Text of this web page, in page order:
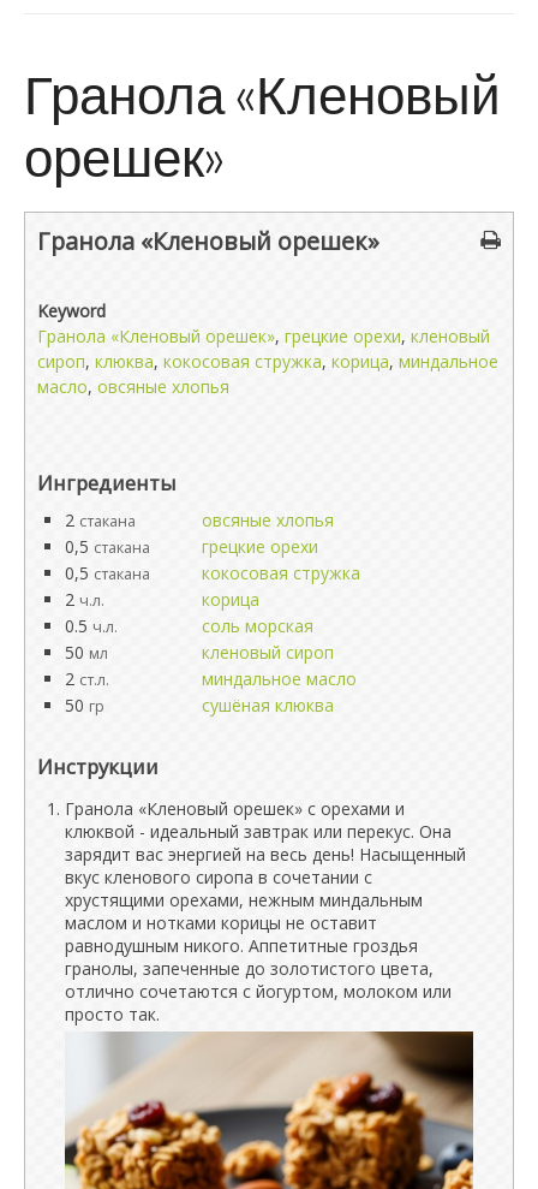
Гранола «Кленовый
орешек»
Гранола «Кленовый орешек»
Keyword
Гранола «Кленовый орешек», грецкие орехи, кленовый
сироп, клюква, кокосовая стружка, корица, миндальное
масло, овсяные хлопья
Ингредиенты
2 стакана
овсяные хлопья
0,5 стакана
грецкие орехи
0,5 стакана
кокосовая стружка
2 ч.л.
корица
0.5 ч.л.
соль морская
50 мл
кленовый сироп
2 ст.л.
миндальное масло
50 гр сушёная клюква
Инструкции
Гранола «Кленовый орешек» с орехами и
клюквой - идеальный завтрак или перекус. Она
зарядит вас энергией на весь день! Насыщенный
вкус кленового сиропа в сочетании с
хрустящими орехами, нежным миндальным
маслом и нотками корицы не оставит
равнодушным никого. Аппетитные гроздья
гранолы, запеченные до золотистого цвета,
отлично сочетаются с йогуртом, молоком или
просто так.